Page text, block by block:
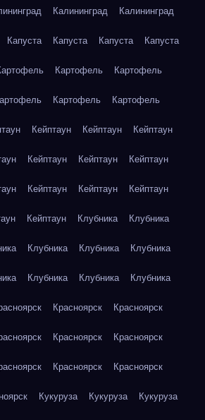
Калининград Калининград
Капуста Капуста Капуста Капуста
Картофель Картофель
Картофель Картофель
Кейптаун Кейптаун Кейптаун
Кейптаун Кейптаун Кейптаун
Кейптаун Кейптаун Кейптаун
Кейптаун Клубника Клубника
Клубника Клубника Клубника
Клубника Клубника Клубника
Красноярск Красноярск
Красноярск Красноярск
Красноярск Красноярск
Кукуруза Кукуруза Кукуруза